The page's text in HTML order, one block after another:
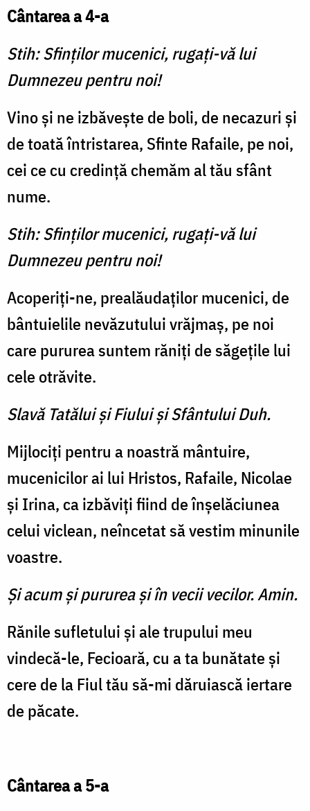
Cântarea a 4-a
Stih: Sfinților mucenici, rugați-vă lui
Dumnezeu pentru noi!
Vino și ne izbăvește de boli, de necazuri și
de toată întristarea, Sfinte Rafaile, pe noi,
cei ce cu credință chemăm al tău sfânt
nume.
Stih: Sfinților mucenici, rugați-vă lui
Dumnezeu pentru noi!
Acoperiți-ne, prealăudaților mucenici, de
bântuielile nevăzutului vrăjmaș, pe noi
care pururea suntem răniți de săgețile lui
cele otrăvite.
Slavă Tatălui şi Fiului şi Sfântului Duh.
Mijlociți pentru a noastră mântuire,
mucenicilor ai lui Hristos, Rafaile, Nicolae
și Irina, ca izbăviți fiind de înșelăciunea
celui viclean, neîncetat să vestim minunile
voastre.
Şi acum şi pururea şi în vecii vecilor. Amin.
Rănile sufletului și ale trupului meu
vindecă-le, Fecioară, cu a ta bunătate și
cere de la Fiul tău să-mi dăruiască iertare
de păcate.
Cântarea a 5-a